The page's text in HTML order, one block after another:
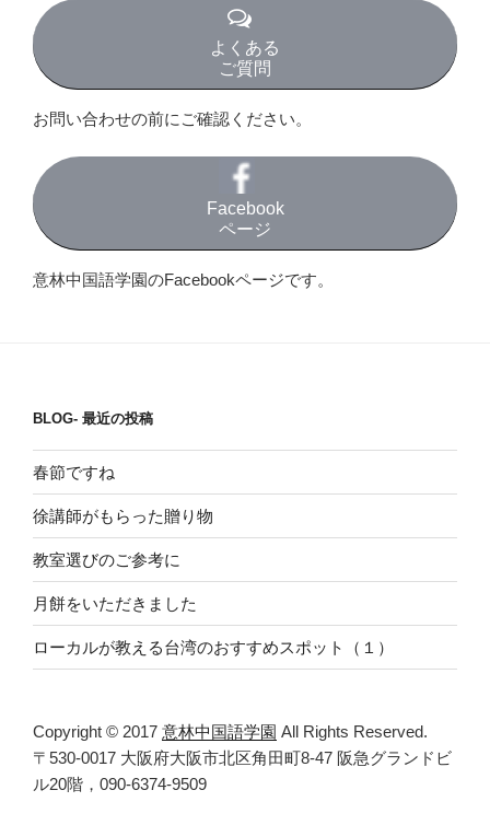
よくある
ご質問
お問い合わせの前にご確認ください。
Facebook
ページ
意林中国語学園のFacebookページです。
BLOG- 最近の投稿
春節ですね
徐講師がもらった贈り物
教室選びのご参考に
月餅をいただきました
ローカルが教える台湾のおすすめスポット（１）
Copyright © 2017 意林中国語学園 All Rights Reserved.
〒530-0017 大阪府大阪市北区角田町8-47 阪急グランドビ
ル20階，090-6374-9509